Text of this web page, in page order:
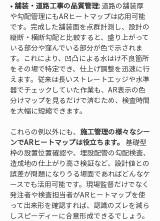
• 舗装・道路工事の品質管理: 道路の舗装厚
や勾配管理にもARヒートマップは応用可能
です。完成した舗装面を点群計測し、設計の
縦断・横断勾配と比較すると、盛り上がって
いる部分や窪んでいる部分が色で示されま
す。これにより、凹凸による水はけ不良箇所
をその場で特定でき、仕上げ調整を迅速に行
えます。従来は長いストレートエッジや水準
器でチェックしていた作業も、AR表示の色
分けマップを見るだけで済むため、検査時間
を大幅に短縮できます。
これらの例以外にも、 施工管理の様々なシー
ンでARヒートマップは役立ちます。 基礎型
枠の設置位置確認や、埋設配管の勾配検査、
造成地の仕上がり高さ検証など、設計値との
誤差が問題になりうる場面であればどんなケ
ースでも活用可能です。現場監督だけでなく
発注者や検査担当者がARヒートマップを使
って出来形を確認すれば、認識のズレを減ら
しスピーディーに合意形成できるでしょう。